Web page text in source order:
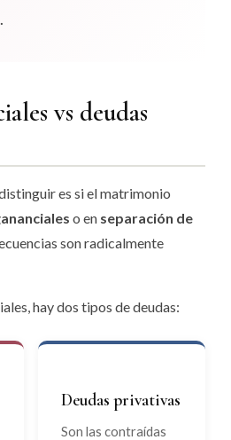
vs deudas
es si el matrimonio
o en separación de
son radicalmente
hay dos tipos de deudas:
Deudas privativas
Son las contraídas